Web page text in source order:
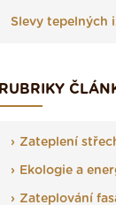
Slevy tepelných
RUBRIKY
Zateplení
Ekologie a
Zateplování